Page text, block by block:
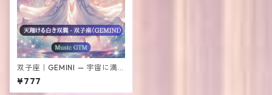
双子座｜GEMINI — 宇宙に満
ちる愛と優しさを添えるリス
ニング用音楽
¥777